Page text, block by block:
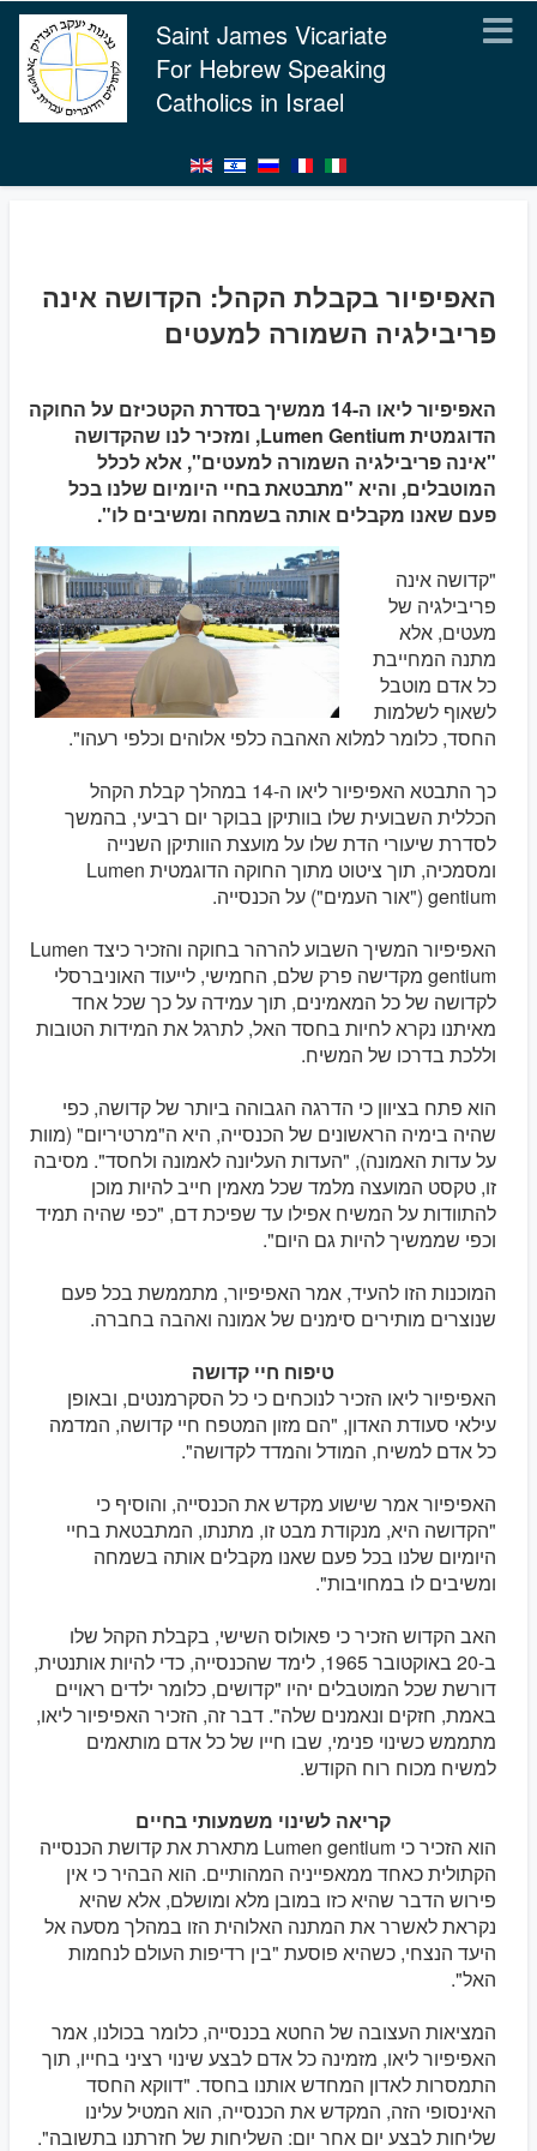
Saint James Vicariate
For Hebrew Speaking
Catholics in Israel
האפיפיור בקבלת הקהל: הקדושה אינה
פריבילגיה השמורה למעטים
האפיפיור ליאו ה-14 ממשיך בסדרת הקטכיזם על החוקה
הדוגמטית Lumen Gentium, ומזכיר לנו שהקדושה
"אינה פריבילגיה השמורה למעטים", אלא לכלל
המוטבלים, והיא "מתבטאת בחיי היומיום שלנו בכל
פעם שאנו מקבלים אותה בשמחה ומשיבים לו".
"קדושה אינה
פריבילגיה של
מעטים, אלא
מתנה המחייבת
כל אדם מוטבל
לשאוף לשלמות
החסד, כלומר למלוא האהבה כלפי אלוהים וכלפי רעהו".
כך התבטא האפיפיור ליאו ה-14 במהלך קבלת הקהל
הכללית השבועית שלו בוותיקן בבוקר יום רביעי, בהמשך
לסדרת שיעורי הדת שלו על מועצת הוותיקן השנייה
ומסמכיה, תוך ציטוט מתוך החוקה הדוגמטית Lumen
gentium ("אור העמים") על הכנסייה.
האפיפיור המשיך השבוע להרהר בחוקה והזכיר כיצד Lumen
gentium מקדישה פרק שלם, החמישי, לייעוד האוניברסלי
לקדושה של כל המאמינים, תוך עמידה על כך שכל אחד
מאיתנו נקרא לחיות בחסד האל, לתרגל את המידות הטובות
וללכת בדרכו של המשיח.
הוא פתח בציוון כי הדרגה הגבוהה ביותר של קדושה, כפי
שהיה בימיה הראשונים של הכנסייה, היא ה"מרטיריום" (מוות
על עדות האמונה), "העדות העליונה לאמונה ולחסד". מסיבה
זו, טקסט המועצה מלמד שכל מאמין חייב להיות מוכן
להתוודות על המשיח אפילו עד שפיכת דם, "כפי שהיה תמיד
וכפי שממשיך להיות גם היום".
המוכנות הזו להעיד, אמר האפיפיור, מתממשת בכל פעם
שנוצרים מותירים סימנים של אמונה ואהבה בחברה.
טיפוח חיי קדושה
האפיפיור ליאו הזכיר לנוכחים כי כל הסקרמנטים, ובאופן
עילאי סעודת האדון, "הם מזון המטפח חיי קדושה, המדמה
כל אדם למשיח, המודל והמדד לקדושה".
האפיפיור אמר שישוע מקדש את הכנסייה, והוסיף כי
"הקדושה היא, מנקודת מבט זו, מתנתו, המתבטאת בחיי
היומיום שלנו בכל פעם שאנו מקבלים אותה בשמחה
ומשיבים לו במחויבות".
האב הקדוש הזכיר כי פאולוס השישי, בקבלת הקהל שלו
ב-20 באוקטובר 1965, לימד שהכנסייה, כדי להיות אותנטית,
דורשת שכל המוטבלים יהיו "קדושים, כלומר ילדים ראויים
באמת, חזקים ונאמנים שלה". דבר זה, הזכיר האפיפיור ליאו,
מתממש כשינוי פנימי, שבו חייו של כל אדם מותאמים
למשיח מכוח רוח הקודש.
קריאה לשינוי משמעותי בחיים
הוא הזכיר כי Lumen gentium מתארת את קדושת הכנסייה
הקתולית כאחד ממאפייניה המהותיים. הוא הבהיר כי אין
פירוש הדבר שהיא כזו במובן מלא ומושלם, אלא שהיא
נקראת לאשרר את המתנה האלוהית הזו במהלך מסעה אל
היעד הנצחי, כשהיא פוסעת "בין רדיפות העולם לנחמות
האל".
המציאות העצובה של החטא בכנסייה, כלומר בכולנו, אמר
האפיפיור ליאו, מזמינה כל אדם לבצע שינוי רציני בחייו, תוך
התמסרות לאדון המחדש אותנו בחסד. "דווקא החסד
האינסופי הזה, המקדש את הכנסייה, הוא המטיל עלינו
שליחות לבצע יום אחר יום: השליחות של חזרתנו בתשובה".